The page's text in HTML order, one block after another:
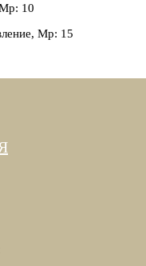
10
Мр: 15